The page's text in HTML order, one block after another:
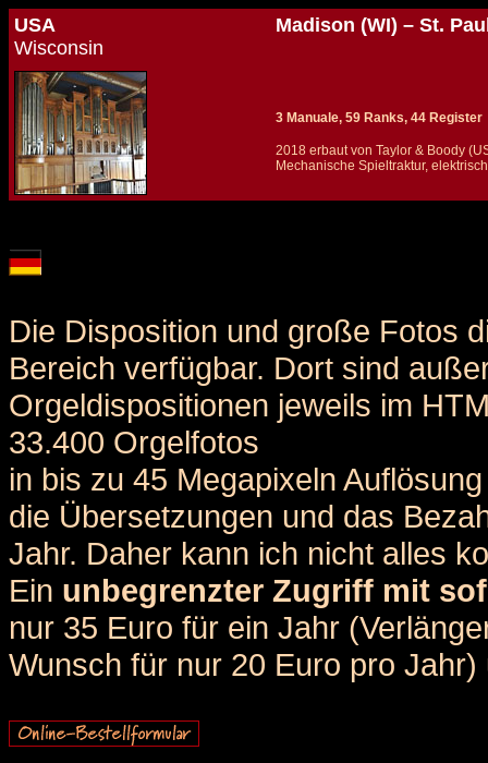
USA
Wisconsin
Madison (WI) – St.
3 Manuale, 59 Ranks, 44 Register
2018 erbaut von Taylor & Boody
Mechanische Spieltraktur,
Die Disposition und große Fotos
Bereich verfügbar. Dort sind
Orgeldispositionen jeweils im
33.400 Orgelfotos
in bis zu 45 Megapixeln
die Übersetzungen und das
Jahr. Daher kann ich nicht alles
Ein unbegrenzter Zugriff mit
nur 35 Euro für ein Jahr
Wunsch für nur 20 Euro pro